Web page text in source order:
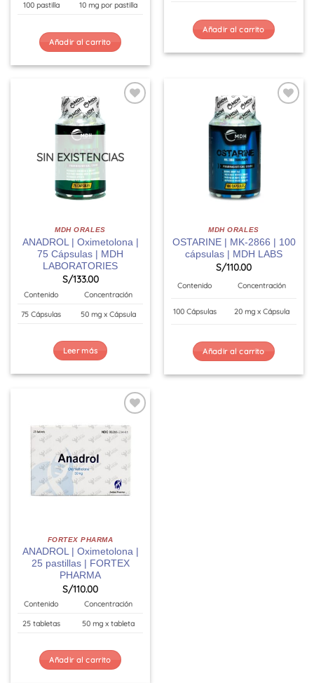
100 pastilla 10 mg por pastilla
Añadir al carrito
Añadir al carrito
SIN EXISTENCIAS
MDH ORALES
ANADROL | Oximetolona |
75 Cápsulas | MDH
LABORATORIES
S/133.00
Contenido Concentración
75 Cápsulas 50 mg x Cápsula
Leer más
MDH ORALES
OSTARINE | MK-2866 | 100
cápsulas | MDH LABS
S/110.00
Contenido Concentración
100 Cápsulas 20 mg x Cápsula
Añadir al carrito
FORTEX PHARMA
ANADROL | Oximetolona |
25 pastillas | FORTEX
PHARMA
S/110.00
Contenido Concentración
25 tabletas 50 mg x tableta
Añadir al carrito